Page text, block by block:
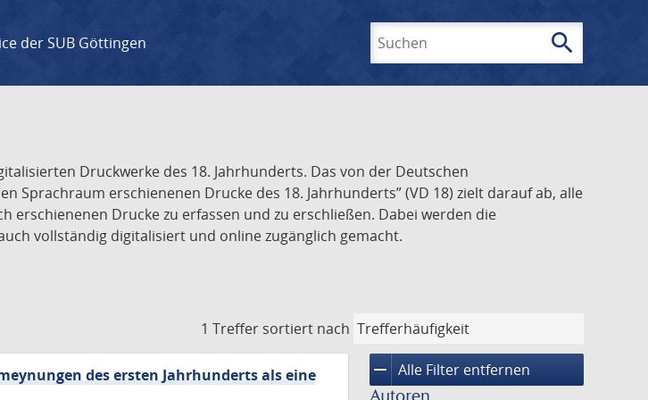
der SUB Göttingen search
Druckwerke des 18. Jahrhunderts. Das von der Deutschen
Sprachraum erschienenen Drucke des 18. Jahrhunderts” (VD 18) zielt darauf ab, alle
erschienenen Drucke zu erfassen und zu erschließen. Dabei werden die
vollständig digitalisiert und online zugänglich gemacht.
1 Treffer sortiert nach
remove Alle Filter entfernen
des ersten Jahrhunderts als eine